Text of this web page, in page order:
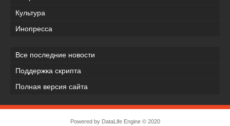
Культура
Инопресса
Все последние новости
Поддержка скрипта
Полная версия сайта
Powered by DataLife Engine© 2020